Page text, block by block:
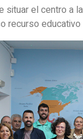
el centro a
recurso